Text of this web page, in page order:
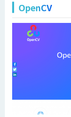
OpenCV